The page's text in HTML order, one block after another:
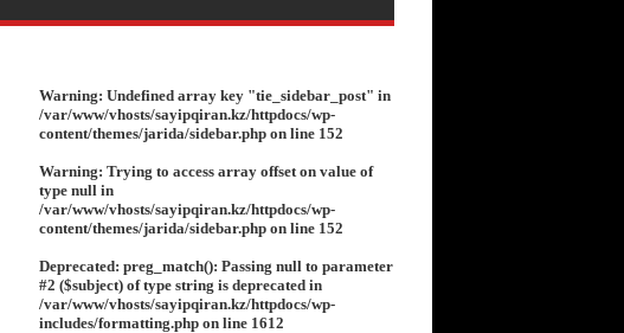
Warning: Undefined array key "tie_sidebar_post" in
/var/www/vhosts/sayipqiran.kz/httpdocs/wp-
content/themes/jarida/sidebar.phpon line 152
Warning: Trying to access array offset on value of
type null in
/var/www/vhosts/sayipqiran.kz/httpdocs/wp-
content/themes/jarida/sidebar.phpon line 152
Deprecated: preg_match(): Passing null to parameter
#2 ($subject) of type string is deprecated in
/var/www/vhosts/sayipqiran.kz/httpdocs/wp-
includes/formatting.phpon line 1612